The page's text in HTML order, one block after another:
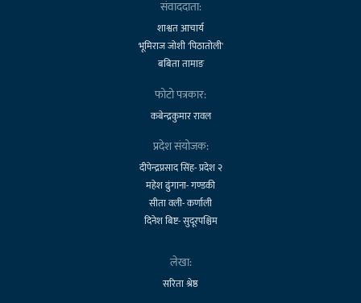
संवाददाता:
शाश्वत आचार्य
भूमिराज जोशी 'पिठातोली'
बबिता तामाङ
फोटो पत्रकार:
कबेन्द्रकुमार रावल
प्रदेश संयोजक:
दीपेन्द्रप्रसाद सिंह- प्रदेश २
महेश ढुंगाना- गण्डकी
सीता वली- कर्णाली
दिनेश बिष्ट- सुदूरपश्चिम
लेखा:
सरिता श्रेष्ठ